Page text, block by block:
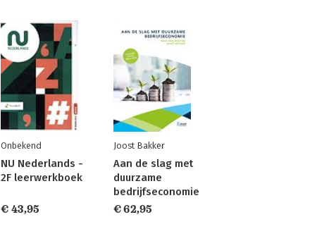
Onbekend
NU Nederlands -
2F leerwerkboek
€ 43,95
Joost Bakker
Aan de slag met
duurzame
bedrijfseconomie
€ 62,95